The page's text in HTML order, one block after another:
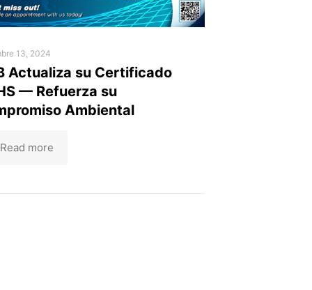
13, 2024
Actualiza su Certificado
— Refuerza su
Ambiental
Read more